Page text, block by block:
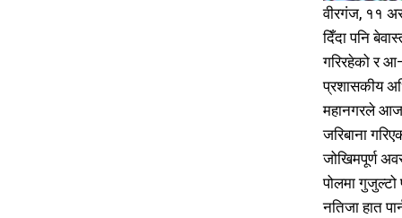
वीरगंज, ११
दिँदा पनि
गरिरहेको र
प्रशासकीय
महानगरले आज
जरिबाना
जोखिमपूर्ण
पोलमा
नतिजा हात